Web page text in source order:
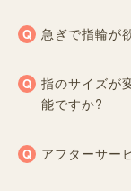
急ぎで指輪が
指のサイズが
能ですか?
アフターサー